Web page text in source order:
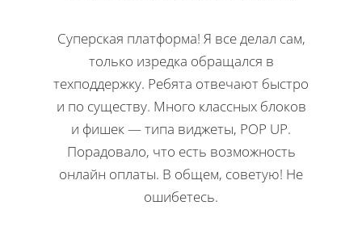
Суперская платформа! Я все делал сам,
только изредка обращался в
техподдержку. Ребята отвечают быстро
и по существу. Много классных блоков
и фишек — типа виджеты, POP UP.
Порадовало, что есть возможность
онлайн оплаты. В общем, советую! Не
ошибетесь.